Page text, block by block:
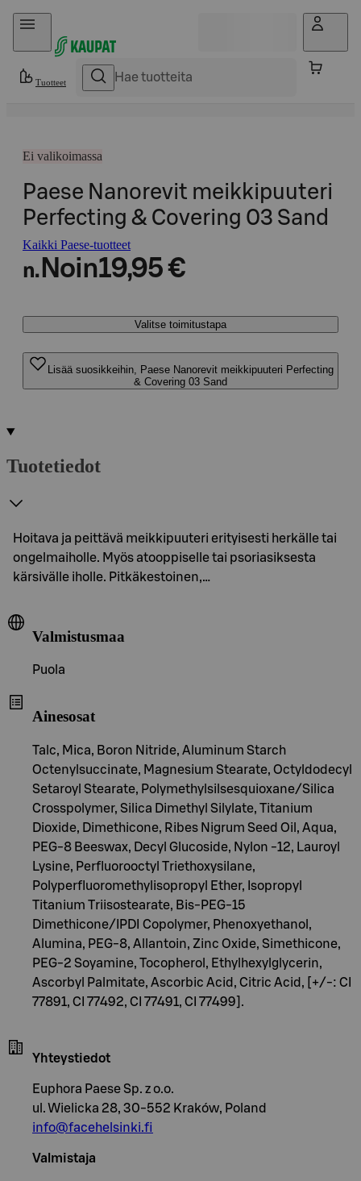
Hyppää sisältöön
Tuotteet
Ei valikoimassa
Paese Nanorevit meikkipuuteri
Perfecting & Covering 03 Sand
Kaikki Paese-tuotteet
n. Noin19,95 €
Valitse toimitustapa
Lisää suosikkeihin, Paese Nanorevit meikkipuuteri Perfecting
& Covering 03 Sand
Tuotetiedot
Hoitava ja peittävä meikkipuuteri erityisesti herkälle tai
ongelmaiholle. Myös atooppiselle tai psoriasiksesta
kärsivälle iholle. Pitkäkestoinen,…
Valmistusmaa
Puola
Ainesosat
Talc, Mica, Boron Nitride, Aluminum Starch
Octenylsuccinate, Magnesium Stearate, Octyldodecyl
Setaroyl Stearate, Polymethylsilsesquioxane/Silica
Crosspolymer, Silica Dimethyl Silylate, Titanium
Dioxide, Dimethicone, Ribes Nigrum Seed Oil, Aqua,
PEG-8 Beeswax, Decyl Glucoside, Nylon -12, Lauroyl
Lysine, Perfluorooctyl Triethoxysilane,
Polyperfluoromethylisopropyl Ether, Isopropyl
Titanium Triisostearate, Bis-PEG-15
Dimethicone/IPDI Copolymer, Phenoxyethanol,
Alumina, PEG-8, Allantoin, Zinc Oxide, Simethicone,
PEG-2 Soyamine, Tocopherol, Ethylhexylglycerin,
Ascorbyl Palmitate, Ascorbic Acid, Citric Acid, [+/-: CI
77891, CI 77492, CI 77491, CI 77499].
Yhteystiedot
Euphora Paese Sp. z o.o.
ul. Wielicka 28, 30-552 Kraków, Poland
info@facehelsinki.fi
Valmistaja